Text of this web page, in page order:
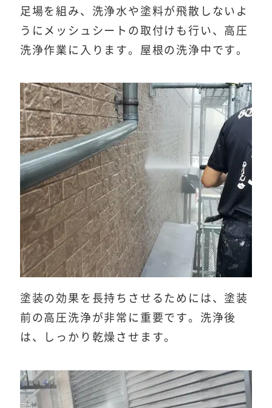
足場を組み、洗浄水や塗料が飛散しないよ
うにメッシュシートの取付けも行い、高圧
洗浄作業に入ります。屋根の洗浄中です。
塗装の効果を長持ちさせるためには、塗装
前の高圧洗浄が非常に重要です。洗浄後
は、しっかり乾燥させます。